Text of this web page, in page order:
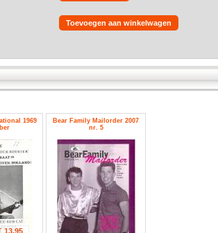
Toevoegen aan winkelwagen
1969
13.95
Bear Family Mailorder 2007
nr. 5